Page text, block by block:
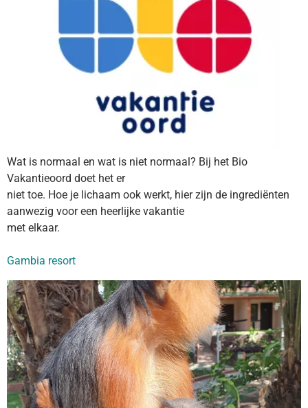
Wat is normaal en wat is niet normaal? Bij het Bio
Vakantieoord doet het er
niet toe. Hoe je lichaam ook werkt, hier zijn de ingrediënten
aanwezig voor een heerlijke vakantie
met elkaar.
Gambia resort